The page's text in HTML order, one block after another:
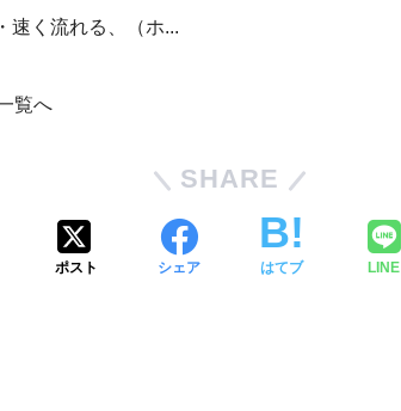
速く流れる、（ホ...
覧へ
SHARE
ポスト シェア はてブ LINE